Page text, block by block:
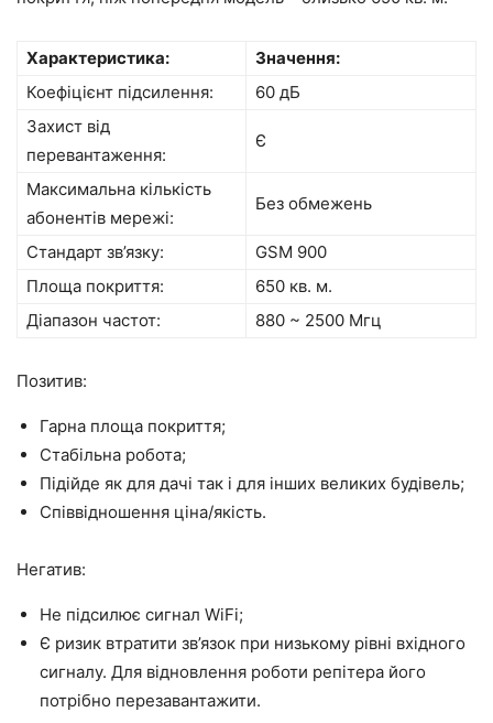
Характеристика:
Значення:
Коефіцієнт підсилення:
60 дБ
Захист від
перевантаження:
Є
Максимальна кількість
абонентів мережі:
Без обмежень
Стандарт зв’язку:
GSM 900
Площа покриття:
650 кв. м.
Діапазон частот:
880 ~ 2500 Мгц
Позитив:
Гарна площа покриття;
Стабільна робота;
Підійде як для дачі так і для інших великих будівель;
Співвідношення ціна/якість.
Негатив:
Не підсилює сигнал WiFi;
Є ризик втратити зв’язок при низькому рівні вхідного
сигналу. Для відновлення роботи репітера його
потрібно перезавантажити.